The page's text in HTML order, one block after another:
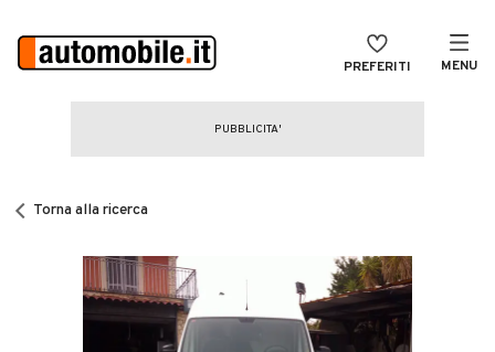
PREFERITI MENU
CERCA
Auto Nuove
Noleggio a lungo termine
Torna alla ricerca